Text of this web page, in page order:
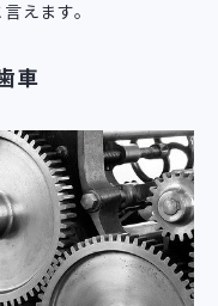
えます。
車